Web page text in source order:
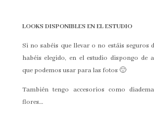
LOOKS DISPONIBLES EN EL ESTUDIO
Si no sabéis que llevar o no estáis seguros
habéis elegido, en el estudio dispongo de
que podemos usar para las fotos 🙂
También tengo accesorios como
flores…